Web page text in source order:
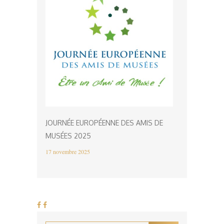
JOURNÉE EUROPÉENNE DES AMIS DE
MUSÉES 2025
17 novembre 2025